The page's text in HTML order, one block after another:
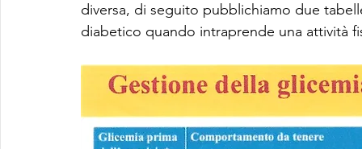
diversa, di seguito pubblichiamo due
diabetico quando intraprende una attività